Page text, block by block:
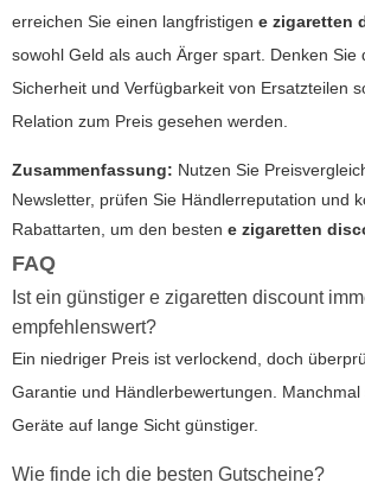
erreichen Sie einen langfristigen e zigaretten
sowohl Geld als auch Ärger spart. Denken Sie
Sicherheit und Verfügbarkeit von Ersatzteilen
Relation zum Preis gesehen werden.
Zusammenfassung: Nutzen Sie
Newsletter, prüfen Sie Händlerreputation und
Rabattarten, um den besten e zigaretten
FAQ
Ist ein günstiger e zigaretten discount
empfehlenswert?
Ein niedriger Preis ist verlockend, doch
Garantie und Händlerbewertungen.
Geräte auf lange Sicht günstiger.
Wie finde ich die besten Gutscheine?